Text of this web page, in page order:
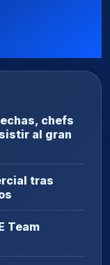
chefs
al gran
tras
Team